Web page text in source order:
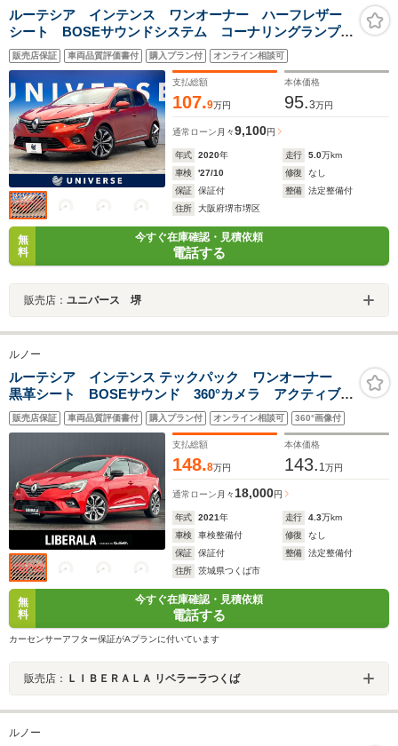
トヒーター・オートリ
トラミラー・コーディ
ネートスタイル
グ パワーウ
ウ ABS 助
社外アルミ
ルーテシア インテンス ワンオーナー ハーフレザー
シート BOSEサウンドシステム コーナリングランプ
純正17インチアルミ プライバシーガラス ブラインド
スポットモニター アダプティブクルーズコントロー
ル バックカメラ
販売店保証 車両品質評価書付 購入プラン付 オンライン相談可
支払総額
107.9万円
本体価格
95.3万円
通常ローン 月々9,100円
年式 2020年 走行 5.0万km
車検
'27/10 修復
なし
保証
保証付 整備
法定整備付
住所
大阪府堺市堺区
無
料
今すぐ在庫確認・見積依頼
電話する
販売店： ユニバース 堺
ルノー
ルーテシア インテンス テックパック ワンオーナー
黒革シート BOSEサウンド 360°カメラ アクティブク
ルーズコントロール レーンキープアシスト ブライン
ドスポットモニター 純正ディスプレイオーディオ シ
ートヒーター ステアリングヒーター
販売店保証 車両品質評価書付 購入プラン付 オンライン相談可 360°画像付
支払総額
148.8万円
本体価格
143. 1万円
通常ローン 月々 18,000円
年式 2021年 走行 4.3万km
車検
車検整備付 修復
なし
保証
保証付 整備
法定整備付
住所
茨城県つくば市
無
料
今すぐ在庫確認・見積依頼
電話する
カーセンサーアフター保証がAプランに付いています
販売店： ＬＩＢＥＲＡＬＡ リベラーラつくば
ルノー